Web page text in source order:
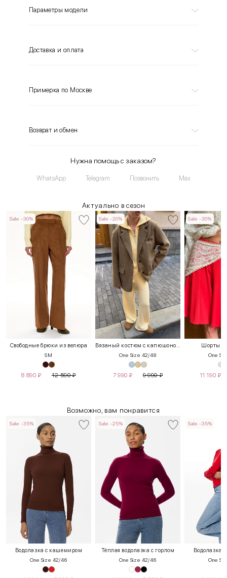
Параметры модели
Доставка и оплата
Примерка по Москве
Возврат и обмен
Нужна помощь с заказом?
WhatsApp Telegram Позвонить Max
Актуально в сезон
Sale -30%
Свободные брюки из велюра
SM
8 890 ₽ 12 590₽
Sale -20%
Вязаный костюм с капюшоном
One Size 42/48
7 990 ₽ 9 990₽
Sale -30%
Шорты с
One
11 190 ₽
Возможно, вам понравится
Sale -35%
Водолазка с кашемиром
One Size 42/46
Sale -25%
Тёплая водолазка с горлом
One Size 42/46
Sale -35%
Водолазка
One